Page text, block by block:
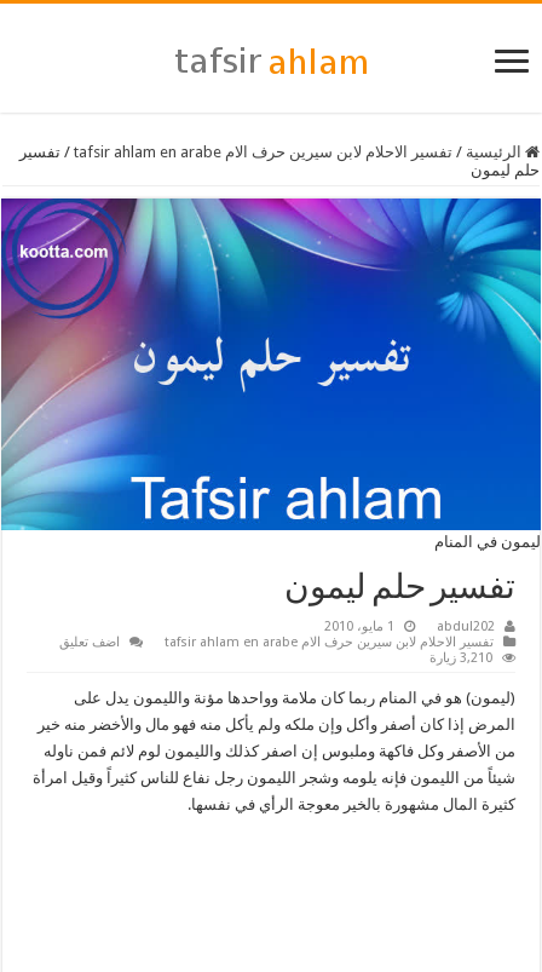
الرئيسية / تفسير الاحلام لابن سيرين حرف الام tafsir ahlam en arabe / تفسير
حلم ليمون
ليمون في المنام
تفسير حلم ليمون
abdul202
1 مايو، 2010
تفسير الاحلام لابن سيرين حرف الام tafsir ahlam en arabe
اضف تعليق
3,210 زيارة
(ليمون) هو في المنام ربما كان ملامة وواحدها مؤنة والليمون يدل على
المرض إذا كان أصفر وأكل وإن ملكه ولم يأكل منه فهو مال والأخضر منه خير
من الأصفر وكل فاكهة وملبوس إن اصفر كذلك والليمون لوم لائم فمن ناوله
شيئاً من الليمون فإنه يلومه وشجر الليمون رجل نفاع للناس كثيراً وقيل امرأة
كثيرة المال مشهورة بالخير معوجة الرأي في نفسها.